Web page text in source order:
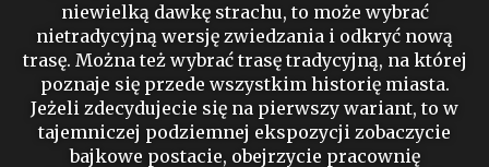
niewielką dawkę strachu, to może wybrać
nietradycyjną wersję zwiedzania i odkryć nową
trasę. Można też wybrać trasę tradycyjną, na której
poznaje się przede wszystkim historię miasta.
Jeżeli zdecydujecie się na pierwszy wariant, to w
tajemniczej podziemnej ekspozycji zobaczycie
bajkowe postacie, obejrzycie pracownię